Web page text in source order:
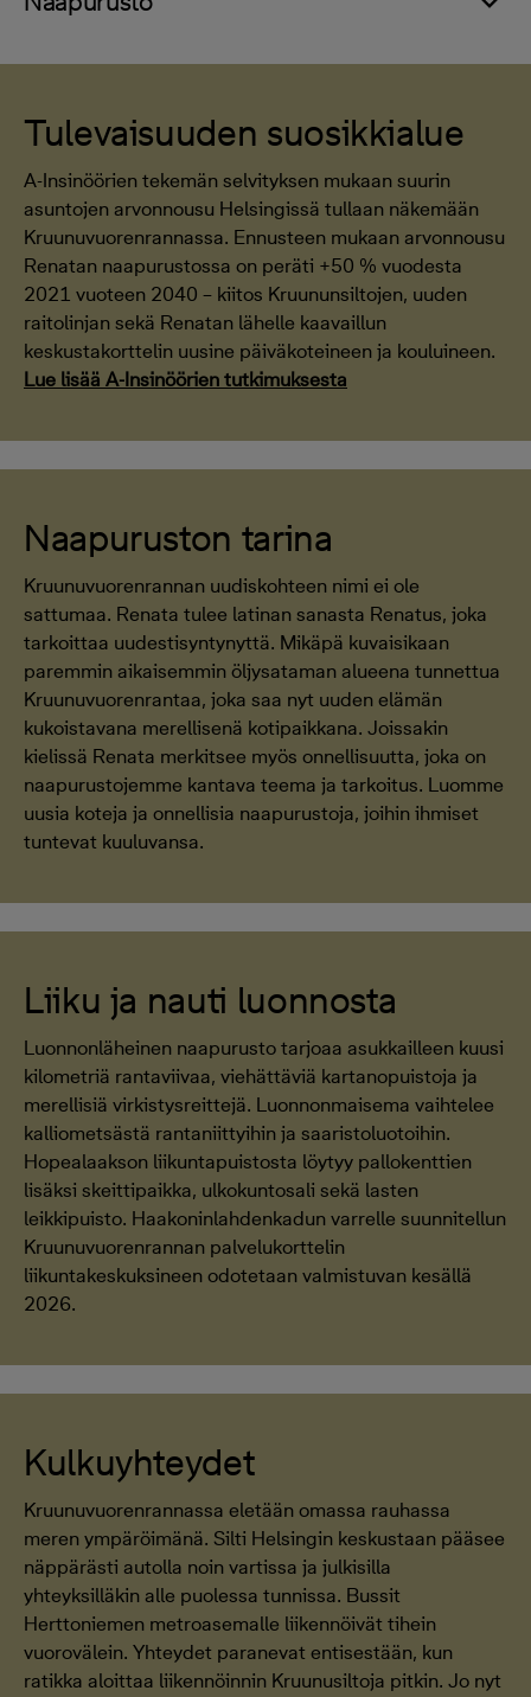
Tulevaisuuden suosikkialue
A-Insinöörien tekemän selvityksen mukaan suurin
asuntojen arvonnousu Helsingissä tullaan näkemään
Kruunuvuorenrannassa. Ennusteen mukaan arvonnousu
Renatan naapurustossa on peräti +50 % vuodesta
2021 vuoteen 2040 – kiitos Kruununsiltojen, uuden
raitolinjan sekä Renatan lähelle kaavaillun
keskustakorttelin uusine päiväkoteineen ja kouluineen.
Lue lisää A-Insinöörien tutkimuksesta
Naapuruston tarina
Kruunuvuorenrannan uudiskohteen nimi ei ole
sattumaa. Renata tulee latinan sanasta Renatus, joka
tarkoittaa uudestisyntynyttä. Mikäpä kuvaisikaan
paremmin aikaisemmin öljysataman alueena tunnettua
Kruunuvuorenrantaa, joka saa nyt uuden elämän
kukoistavana merellisenä kotipaikkana. Joissakin
kielissä Renata merkitsee myös onnellisuutta, joka on
naapurustojemme kantava teema ja tarkoitus. Luomme
uusia koteja ja onnellisia naapurustoja, joihin ihmiset
tuntevat kuuluvansa.
Liiku ja nauti luonnosta
Luonnonläheinen naapurusto tarjoaa asukkailleen kuusi
kilometriä rantaviivaa, viehättäviä kartanopuistoja ja
merellisiä virkistysreittejä. Luonnonmaisema vaihtelee
kalliometsästä rantaniittyihin ja saaristoluotoihin.
Hopealaakson liikuntapuistosta löytyy pallokenttien
lisäksi skeittipaikka, ulkokuntosali sekä lasten
leikkipuisto. Haakoninlahdenkadun varrelle suunnitellun
Kruunuvuorenrannan palvelukorttelin
liikuntakeskuksineen odotetaan valmistuvan kesällä
2026.
Kulkuyhteydet
Kruunuvuorenrannassa eletään omassa rauhassa
meren ympäröimänä. Silti Helsingin keskustaan pääsee
näppärästi autolla noin vartissa ja julkisilla
yhteyksilläkin alle puolessa tunnissa. Bussit
Herttoniemen metroasemalle liikennöivät tihein
vuorovälein. Yhteydet paranevat entisestään, kun
ratikka aloittaa liikennöinnin Kruunusiltoja pitkin. Jo nyt